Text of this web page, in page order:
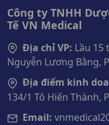
Công ty TNHH
Tế VN Medical
Địa chỉ VP: Lầu 15
Nguyễn Lương Bằng,
Địa điểm kinh
134/1 Tô Hiến Thành,
Email: